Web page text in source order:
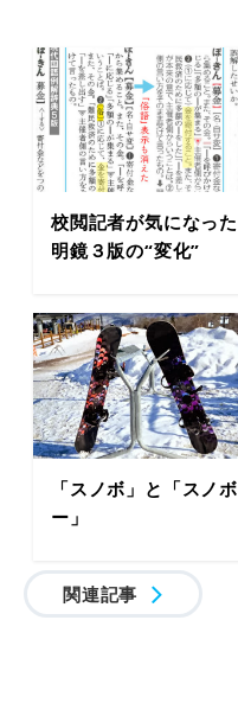
校閲記者が気になった
明鏡３版の“変化”
「スノボ」と「スノボ
ー」
関連記事